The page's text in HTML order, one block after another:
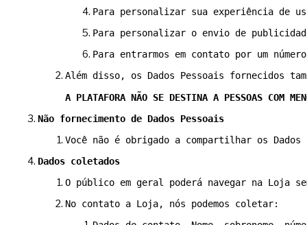
Para personalizar sua experiência de
Para personalizar o envio de
Para entrarmos em contato por um
Além disso, os Dados Pessoais fornecidos
A PLATAFORA NÃO SE DESTINA A PESSOAS COM
Não fornecimento de Dados Pessoais
Você não é obrigado a compartilhar os
Dados coletados
O público em geral poderá navegar na Loja
No contato a Loja, nós podemos coletar: